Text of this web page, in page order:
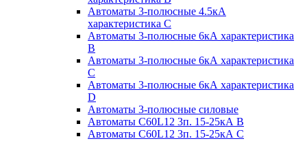
Автоматы 3-полюсные 4.5кА
характеристика С
Автоматы 3-полюсные 6кА характеристика
B
Автоматы 3-полюсные 6кА характеристика
C
Автоматы 3-полюсные 6кА характеристика
D
Автоматы 3-полюсные силовые
Автоматы C60L12 3п. 15-25кА B
Автоматы C60L12 3п. 15-25кА C